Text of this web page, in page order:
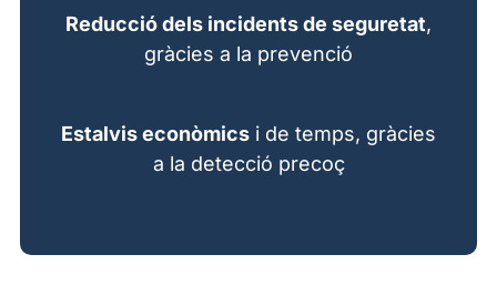
Reducció dels incidents de seguretat,
gràcies a la prevenció
Estalvis econòmics i de temps, gràcies
a la detecció precoç